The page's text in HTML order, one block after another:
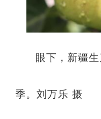
眼下，新疆
季。刘万乐 摄